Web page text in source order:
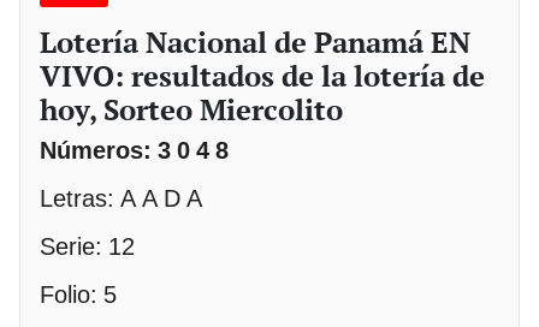
Lotería Nacional de Panamá EN
VIVO: resultados de la lotería de
hoy, Sorteo Miercolito
Números: 3 0 4 8
Letras: A A D A
Serie: 12
Folio: 5